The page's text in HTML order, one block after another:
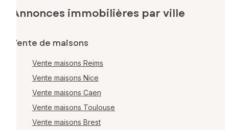
Annonces immobilières par ville
Vente de maisons
Vente maisons Reims
Vente maisons Nice
Vente maisons Caen
Vente maisons Toulouse
Vente maisons Brest